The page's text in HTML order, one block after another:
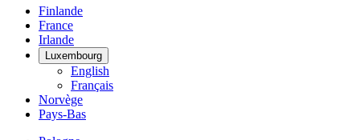
Finlande
France
Irlande
Luxembourg
English
Français
Norvège
Pays-Bas